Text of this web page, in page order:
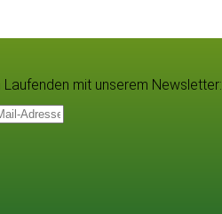
mit unserem Newsletter: